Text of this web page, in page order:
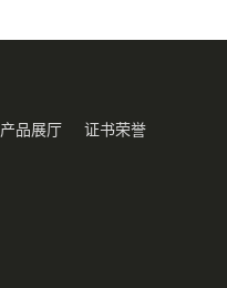
产品展厅 证书荣誉